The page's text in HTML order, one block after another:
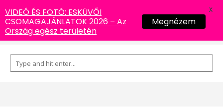
VIDEÓ ÉS FOTÓ: ESKÜVŐI
CSOMAGAJÁNLATOK 2026 – Az
Ország egész területén
Megnézem
X